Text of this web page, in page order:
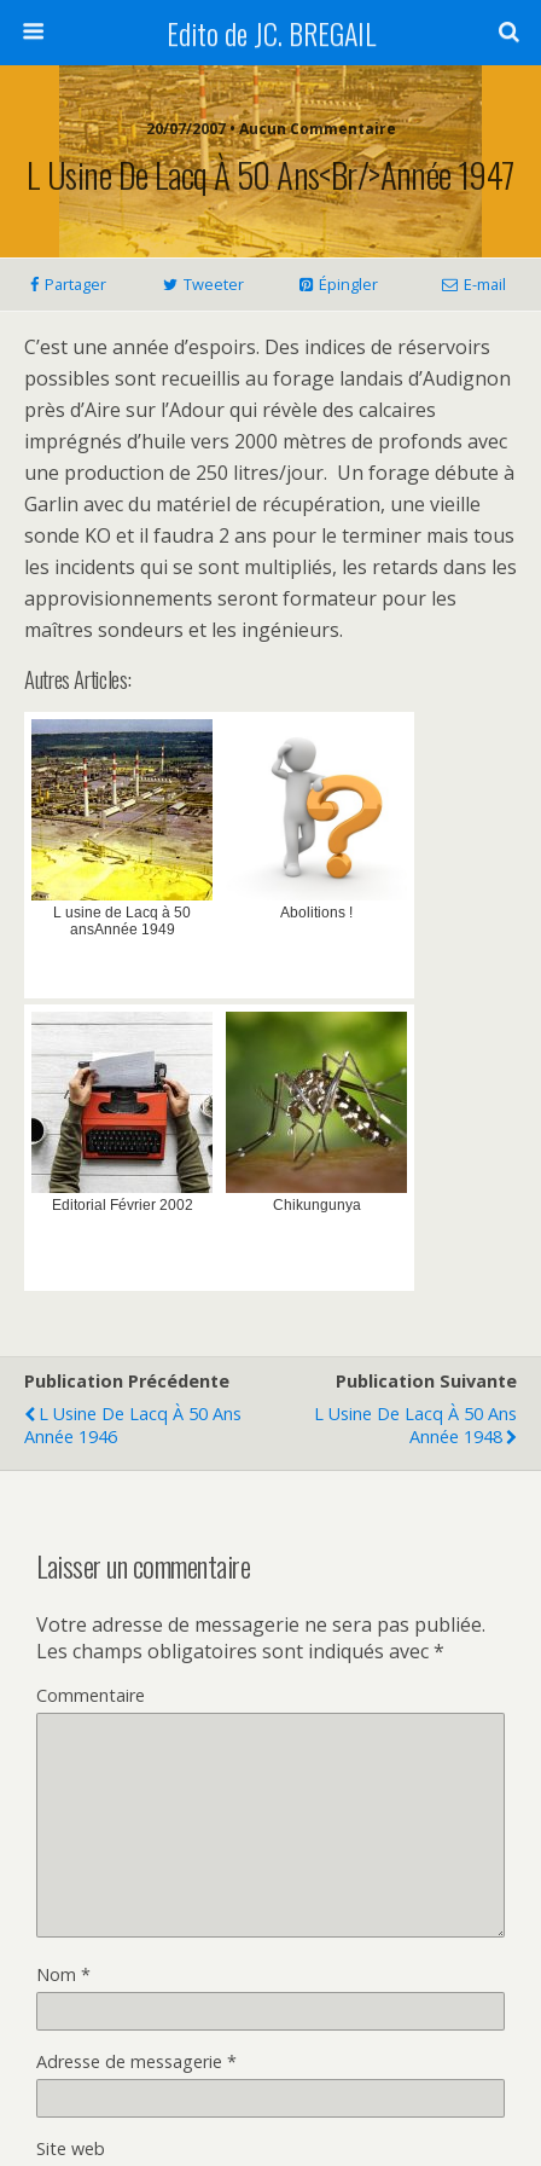
Edito de JC. BREGAIL
20/07/2007 • Aucun Commentaire
L Usine De Lacq À 50 Ans<br/>Année 1947
Partager Tweeter Épingler E-mail
C’est une année d’espoirs. Des indices de réservoirs
possibles sont recueillis au forage landais d’Audignon
près d’Aire sur l’Adour qui révèle des calcaires
imprégnés d’huile vers 2000 mètres de profonds avec
une production de 250 litres/jour. Un forage débute à
Garlin avec du matériel de récupération, une vieille
sonde KO et il faudra 2 ans pour le terminer mais tous
les incidents qui se sont multipliés, les retards dans les
approvisionnements seront formateur pour les
maîtres sondeurs et les ingénieurs.
Autres Articles:
L usine de Lacq à 50
ansAnnée 1949
Abolitions !
Editorial Février 2002 Chikungunya
Publication Précédente
L Usine De Lacq À 50 Ans
Année 1946
Publication Suivante
L Usine De Lacq À 50 Ans
Année 1948
Laisser un commentaire
Votre adresse de messagerie ne sera pas publiée.
Les champs obligatoires sont indiqués avec*
Commentaire
Nom *
Adresse de messagerie *
Site web